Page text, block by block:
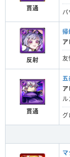
貫通
パ
反射
帰
ア
友
貫通
ア
ル
グ